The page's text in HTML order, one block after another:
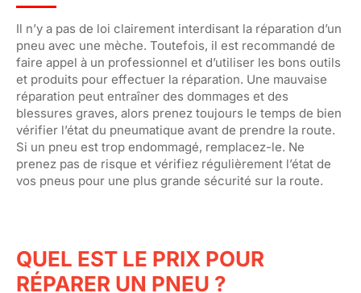
Il n’y a pas de loi clairement interdisant la réparation d’un
pneu avec une mèche. Toutefois, il est recommandé de
faire appel à un professionnel et d’utiliser les bons outils
et produits pour effectuer la réparation. Une mauvaise
réparation peut entraîner des dommages et des
blessures graves, alors prenez toujours le temps de bien
vérifier l’état du pneumatique avant de prendre la route.
Si un pneu est trop endommagé, remplacez-le. Ne
prenez pas de risque et vérifiez régulièrement l’état de
vos pneus pour une plus grande sécurité sur la route.
QUEL EST LE PRIX POUR
RÉPARER UN PNEU ?